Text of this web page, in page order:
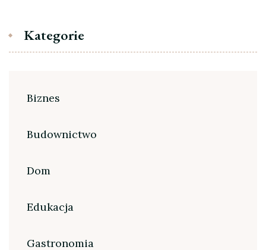
Kategorie
Biznes
Budownictwo
Dom
Edukacja
Gastronomia